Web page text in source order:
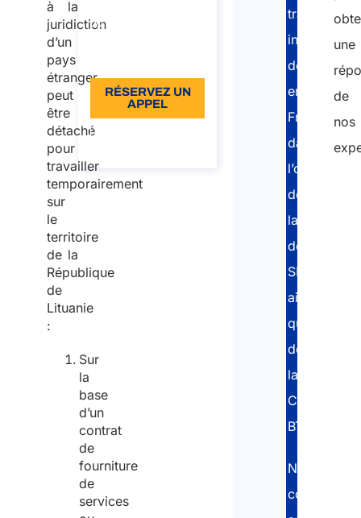
à la
juridiction
d’un
pays
étranger
peut
être
détaché
pour
travailler
temporairement
sur
le
territoire
de la
République
de
Lituanie
:
Sur
la
base
d’un
contrat
de
fourniture
de
services
RÉSERVEZ UN
APPEL
travailleurs
détachés
en
France
dans
l’obtention
de
la
déclaration
SIPSI
ainsi
que
de
la
Carte
BTP.
Nos
consultants
une
de
nos